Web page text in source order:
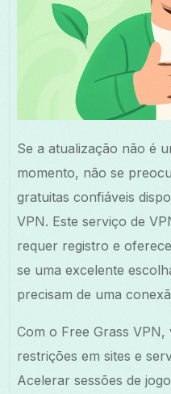
Se a atualização não é
momento, não se
gratuitas confiáveis
VPN. Este serviço de
requer registro e
se uma excelente
precisam de uma
Com o Free Grass
restrições em sites e
Acelerar sessões de